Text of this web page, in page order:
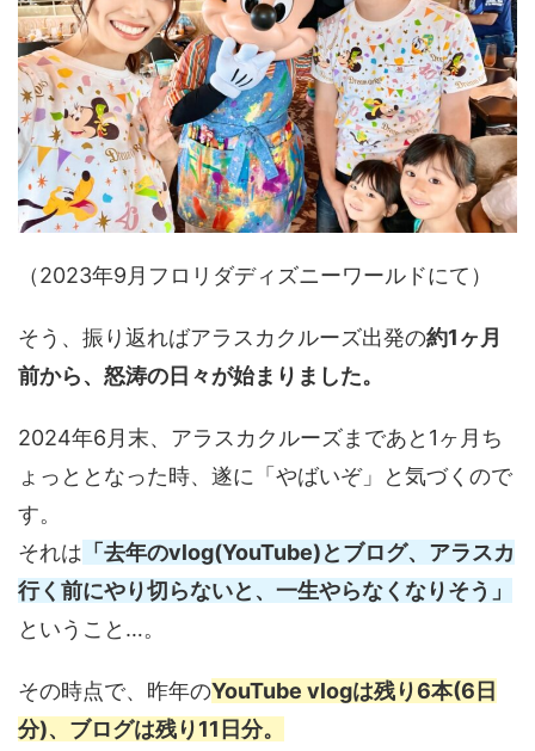
（2023年9月フロリダディズニーワールドにて）
そう、振り返ればアラスカクルーズ出発の約1ヶ月
前から、怒涛の日々が始まりました。
2024年6月末、アラスカクルーズまであと1ヶ月ち
ょっととなった時、遂に「やばいぞ」と気づくので
す。
それは 「去年のvlog(YouTube)とブログ、アラスカ
行く前にやり切らないと、一生やらなくなりそう」
ということ…。
その時点で、昨年のYouTube vlogは残り6本(6日
分)、ブログは残り11日分。